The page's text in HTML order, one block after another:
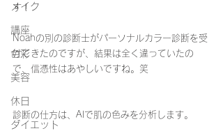
メイク
講座
色彩
美容
休日
ダイエット
す！
Noahの別の診断士がパーソナルカラー診断を受
けてきたのですが、結果は全く違っていたの
で、信憑性はあやしいですね。笑
診断の仕方は、AIで肌の色みを分析します。